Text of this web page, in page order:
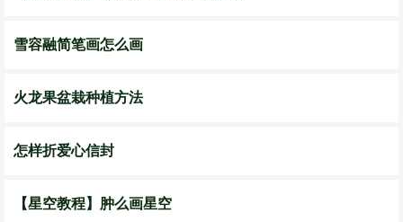
雪容融简笔画怎么画
火龙果盆栽种植方法
怎样折爱心信封
【星空教程】肿么画星空